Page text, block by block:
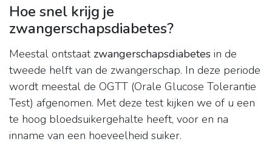
Hoe snel krijg je
zwangerschapsdiabetes?
Meestal ontstaat zwangerschapsdiabetes in de
tweede helft van de zwangerschap. In deze periode
wordt meestal de OGTT (Orale Glucose Tolerantie
Test) afgenomen. Met deze test kijken we of u een
te hoog bloedsuikergehalte heeft, voor en na
inname van een hoeveelheid suiker.